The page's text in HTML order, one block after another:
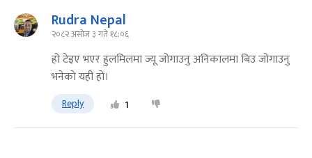
Rudra Nepal
२०८२ असोज ३ गते १८:०६
हो टेइए भएर हुलमिलमा ज्यू जोगाउनु अनिकालमा बिउ जोगाउनु
भनेकाे यही हो।
Reply 1